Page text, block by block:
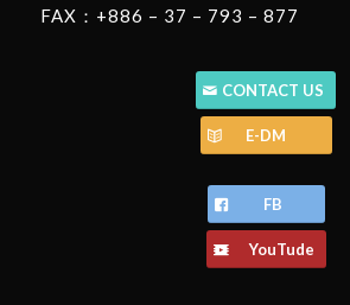
FAX：+886 – 37 – 793 – 877
CONTACT US
E-DM
FB
YouTude